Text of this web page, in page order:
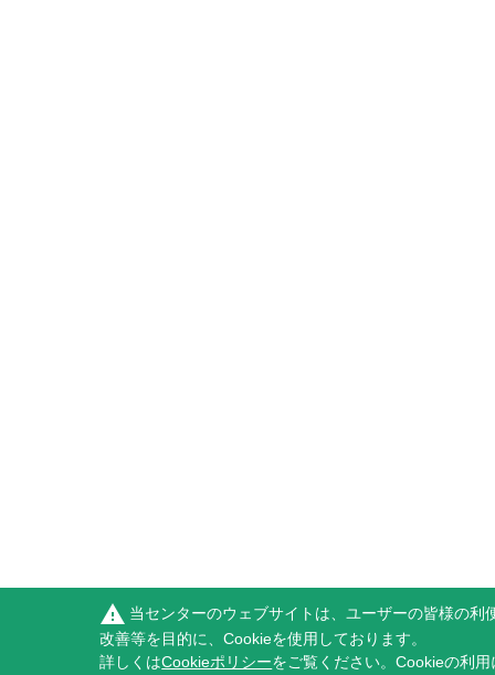
warning 当センターのウェブサイトは、ユーザーの皆様の利
改善等を目的に、Cookieを使用しております。
詳しくはCookieポリシーをご覧ください。Cookieの利